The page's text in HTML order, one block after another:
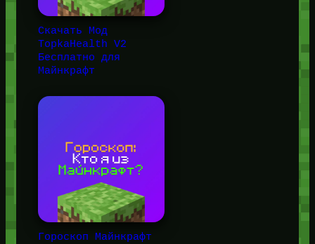
Скачать Мод
TopkaHealth V2
Бесплатно для
Майнкрафт
Гороскоп Майнкрафт